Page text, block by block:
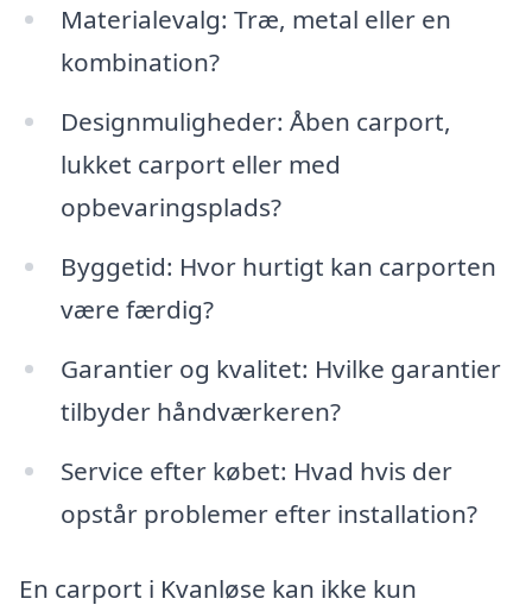
Materialevalg: Træ, metal eller en
kombination?
Designmuligheder: Åben carport,
lukket carport eller med
opbevaringsplads?
Byggetid: Hvor hurtigt kan carporten
være færdig?
Garantier og kvalitet: Hvilke garantier
tilbyder håndværkeren?
Service efter købet: Hvad hvis der
opstår problemer efter installation?
En carport i Kvanløse kan ikke kun